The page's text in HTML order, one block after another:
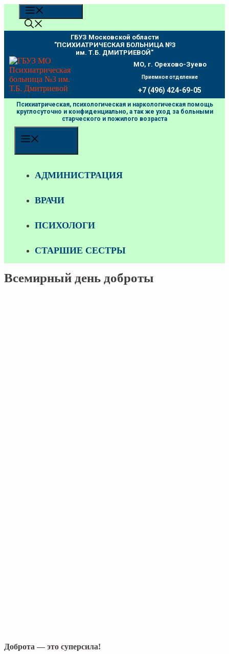
Перейти
содержимому
ГБУЗ Московской области
"ПCИХИАТРИЧЕСКАЯ БОЛЬНИЦА №3
им. Т.Б. ДМИТРИЕВОЙ"
МО, г. Орехово-Зуево
Приемное отделение
+7 (496) 424-69-05
Психиатрическая, психологическая и наркологическая помощь
круглосуточно и конфиденциально, а так же уход за больными
старческого и пожилого возраста
АДМИНИСТРАЦИЯ
ВРАЧИ
ПСИХОЛОГИ
СТАРШИЕ СЕСТРЫ
Всемирный день доброты
Доброта — это суперсила!